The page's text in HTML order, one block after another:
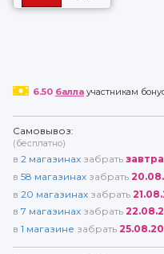
6.50 баллаучастникам
Самовывоз:
(бесплатно)
в 2 магазинах забрать завтра
в 58 магазинах забрать
в 20 магазинах забрать
в 7 магазинах забрать
в 1 магазине забрать